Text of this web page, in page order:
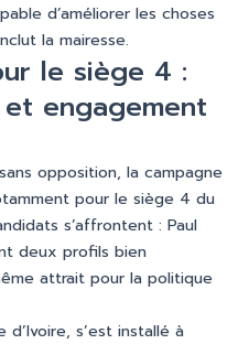
d’améliorer les choses
la mairesse.
le siège 4 :
engagement
opposition, la campagne
pour le siège 4 du
s’affrontent : Paul
deux profils bien
attrait pour la politique
s’est installé à